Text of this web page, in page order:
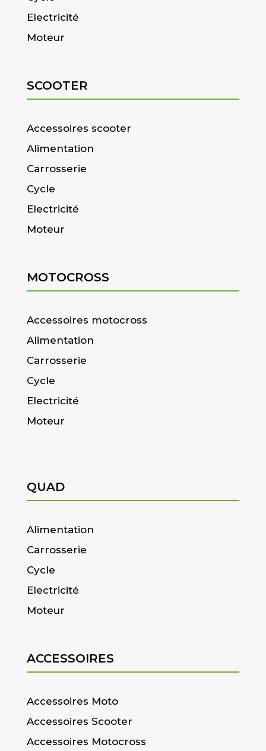
Electricité
Moteur
SCOOTER
Accessoires scooter
Alimentation
Carrosserie
Cycle
Electricité
Moteur
MOTOCROSS
Accessoires motocross
Alimentation
Carrosserie
Cycle
Electricité
Moteur
QUAD
Alimentation
Carrosserie
Cycle
Electricité
Moteur
ACCESSOIRES
Accessoires Moto
Accessoires Scooter
Accessoires Motocross